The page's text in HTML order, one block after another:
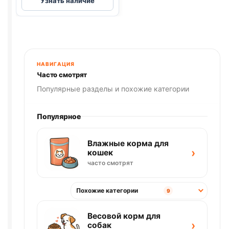
room
шампунь
и
собак
400мл
НАВИГАЦИЯ
Часто смотрят
Популярные разделы и похожие категории
Популярное
Влажные корма для
кошек
часто смотрят
›
Похожие категории 9
Весовой корм для
собак
›